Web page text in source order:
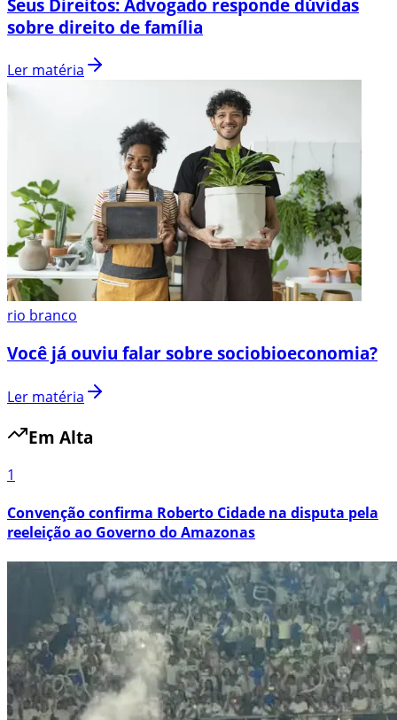
Seus Direitos: Advogado responde dúvidas
sobre direito de família
Ler matéria
rio branco
Você já ouviu falar sobre sociobioeconomia?
Ler matéria
Em Alta
1
Convenção confirma Roberto Cidade na disputa pela
reeleição ao Governo do Amazonas